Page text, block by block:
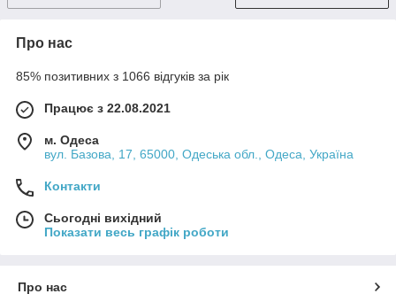
Про нас
85% позитивних з 1066 відгуків за рік
Працює з 22.08.2021
м. Одеса
вул. Базова, 17, 65000, Одеська обл., Одеса, Україна
Контакти
Сьогодні вихідний
Показати весь графік роботи
Про нас